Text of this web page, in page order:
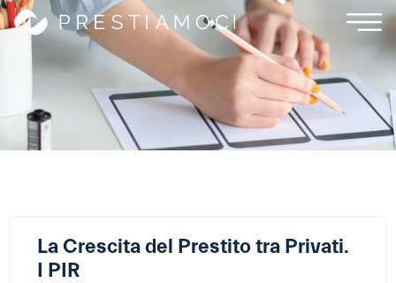
La Crescita del Prestito tra Privati.
I PIR